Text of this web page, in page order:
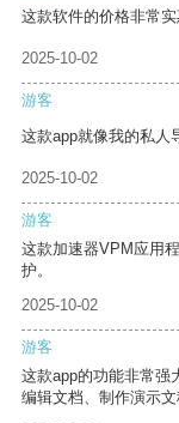
这款软件的价格非常实
2025-10-02
游客
这款app就像我的私人
2025-10-02
游客
这款加速器VPM应用
护。
2025-10-02
游客
这款app的功能非常强
编辑文档、制作演示文